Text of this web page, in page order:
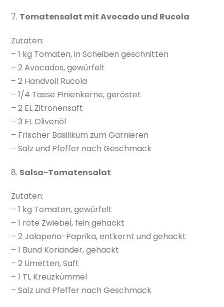
7. Tomatensalat mit Avocado und Rucola
Zutaten:
– 1 kg Tomaten, in Scheiben geschnitten
– 2 Avocados, gewürfelt
– 2 Handvoll Rucola
– 1/4 Tasse Pinienkerne, geröstet
– 2 EL Zitronensaft
– 3 EL Olivenöl
– Frischer Basilikum zum Garnieren
– Salz und Pfeffer nach Geschmack
8. Salsa-Tomatensalat
Zutaten:
– 1 kg Tomaten, gewürfelt
– 1 rote Zwiebel, fein gehackt
– 2 Jalapeño-Paprika, entkernt und gehackt
– 1 Bund Koriander, gehackt
– 2 Limetten, Saft
– 1 TL Kreuzkümmel
– Salz und Pfeffer nach Geschmack